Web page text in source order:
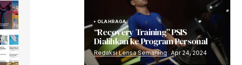
OLAHRAGA
“Recovery Training” PSIS
Dialihkan ke Program Personal
Redaksi Lensa Semarang Apr 24, 2024